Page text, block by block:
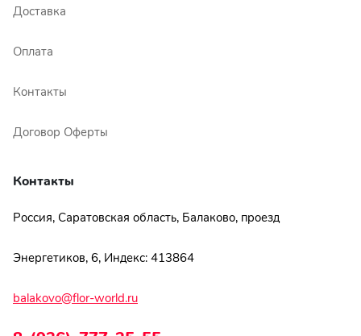
Доставка
Оплата
Контакты
Договор Оферты
Контакты
Россия, Саратовская область, Балаково, проезд
Энергетиков, 6, Индекс: 413864
balakovo@flor-world.ru